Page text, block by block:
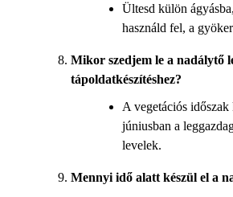
Ültesd külön
használd fel, a
Mikor szedjem le a nadálytő
tápoldatkészítéshez?
A vegetációs időszak
júniusban a
levelek.
Mennyi idő alatt készül el a